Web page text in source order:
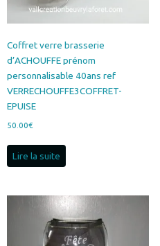
Coffret verre brasserie
d’ACHOUFFE prénom
personnalisable 40ans ref
VERRECHOUFFE3COFFRET-
EPUISE
50.00€
Lire la suite